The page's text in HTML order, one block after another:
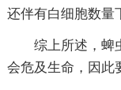
还伴有白细胞数量
综上所述，蜱
会危及生命，因此